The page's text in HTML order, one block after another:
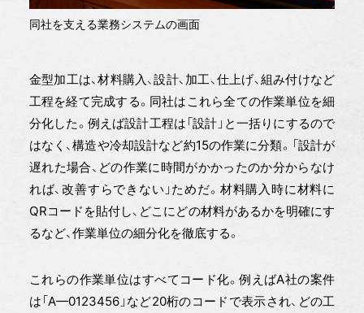
同社を支える業務システムの画面
金型加工は、材料購入、設計、加工、仕上げ、組み付けなど
工程を経て完成する。同社はこれら全ての作業単位を細
分化した。例えば設計工程は「設計」と一括りにするので
はなく、構造や冷却設計など約15の作業に分類。「設計が
遅れた場合、どの作業に時間がかかったのか分からなけ
れば、改善すらできない」ためだ。材料購入時に材料に
QRコードを貼付し、どこにどの材料があるかを明確にす
るなど、作業単位の細分化を徹底する。
これらの作業単位はすべてコード化。例えばA社の案件
は「A—0123456」など20桁のコードで表示され、どの工